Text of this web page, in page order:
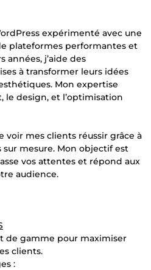
expérimenté avec une
plateformes performantes et
années, j’aide des
à transformer leurs idées
Mon expertise
le design, et l’optimisation
voir mes clients réussir grâce à
mesure. Mon objectif est
vos attentes et répond aux
audience.
de gamme pour maximiser
clients.
: